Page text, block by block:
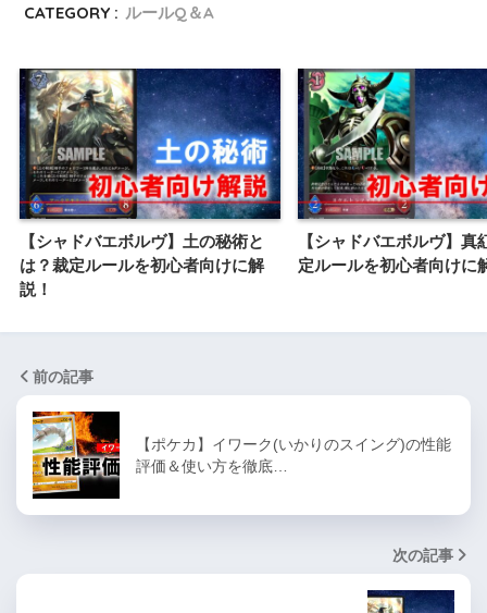
CATEGORY : ルールQ＆A
【シャドバエボルヴ】土の秘術と
は？裁定ルールを初心者向けに解
説！
【シャドバエボルヴ】真
定ルールを初心者向けに
前の記事
【ポケカ】イワーク(いかりのスイング)の性能
評価＆使い方を徹底…
次の記事